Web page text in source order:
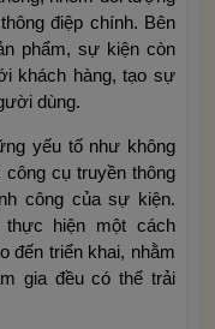
điệp chính. Bên
phẩm, sự kiện còn
khách hàng, tạo sự
dùng.
yếu tố như không
cụ truyền thông
công của sự kiện.
hiện một cách
đến triển khai, nhằm
gia đều có thể trải